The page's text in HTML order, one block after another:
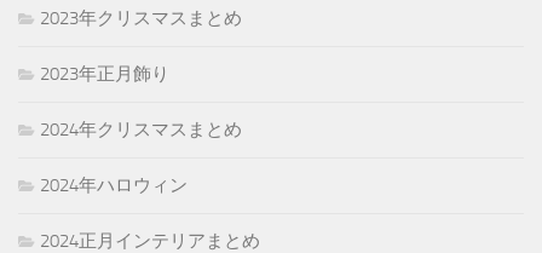
2023年クリスマスまとめ
2023年正月飾り
2024年クリスマスまとめ
2024年ハロウィン
2024正月インテリアまとめ